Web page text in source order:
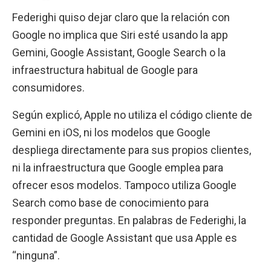
Federighi quiso dejar claro que la relación con
Google no implica que Siri esté usando la app
Gemini, Google Assistant, Google Search o la
infraestructura habitual de Google para
consumidores.
Según explicó, Apple no utiliza el código cliente de
Gemini en iOS, ni los modelos que Google
despliega directamente para sus propios clientes,
ni la infraestructura que Google emplea para
ofrecer esos modelos. Tampoco utiliza Google
Search como base de conocimiento para
responder preguntas. En palabras de Federighi, la
cantidad de Google Assistant que usa Apple es
“ninguna”.